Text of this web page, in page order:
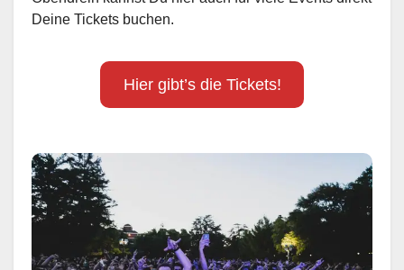
Deine Tickets buchen.
Hier gibt’s die Tickets!